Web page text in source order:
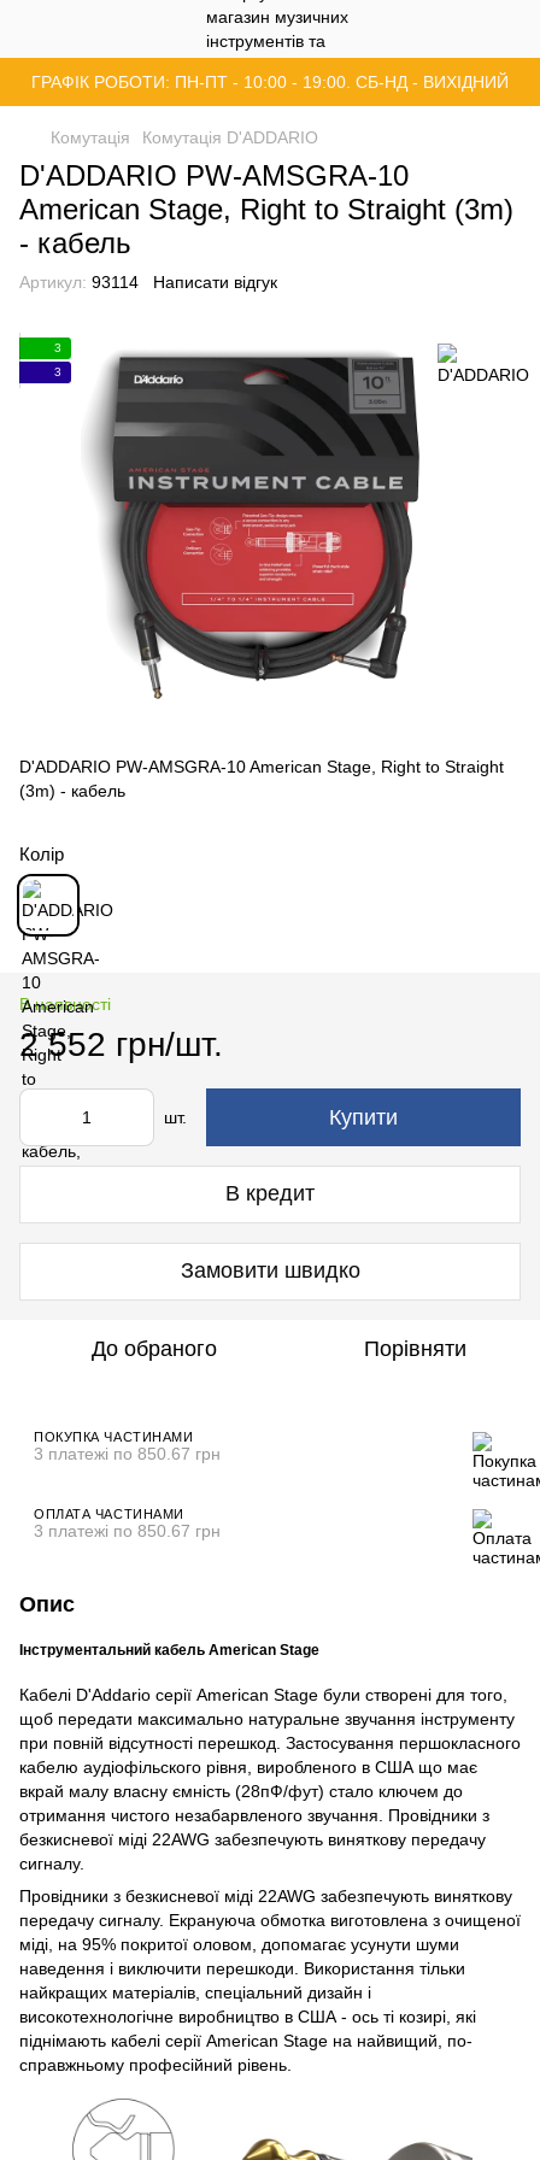
ГРАФІК РОБОТИ: ПН-ПТ - 10:00 - 19:00. СБ-НД - ВИХІДНИЙ
Комутація Комутація D'ADDARIO
D'ADDARIO PW-AMSGRA-10
American Stage, Right to Straight (3m)
- кабель
Артикул: 93114 Написати відгук
3
3
D'ADDARIO PW-AMSGRA-10 American Stage, Right to Straight
(3m) - кабель
Колір
В наявності
2 552 грн/шт.
шт. Купити
В кредит
Замовити швидко
До обраного Порівняти
ПОКУПКА ЧАСТИНАМИ
3 платежі по 850.67 грн
ОПЛАТА ЧАСТИНАМИ
3 платежі по 850.67 грн
Опис
Інструментальний кабель American Stage
Кабелі D'Addario серії American Stage були створені для того,
щоб передати максимально натуральне звучання інструменту
при повній відсутності перешкод. Застосування першокласного
кабелю аудіофільского рівня, виробленого в США що має
вкрай малу власну ємність (28пФ/фут) стало ключем до
отримання чистого незабарвленого звучання. Провідники з
безкисневої міді 22AWG забезпечують виняткову передачу
сигналу.
Провідники з безкисневої міді 22AWG забезпечують виняткову
передачу сигналу. Екрануюча обмотка виготовлена ​​з очищеної
міді, на 95% покритої оловом, допомагає усунути шуми
наведення і виключити перешкоди. Використання тільки
найкращих матеріалів, спеціальний дизайн і
високотехнологічне виробництво в США - ось ті козирі, які
піднімають кабелі серії American Stage на найвищий, по-
справжньому професійний рівень.